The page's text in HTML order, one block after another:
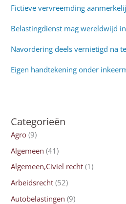
Fictieve vervreemding
Belastingdienst mag wereldwijd
Navordering deels vernietigd na
Eigen handtekening onder
Categorieën
Agro (9)
Algemeen (41)
Algemeen,Civiel recht (1)
Arbeidsrecht (52)
Autobelastingen (9)